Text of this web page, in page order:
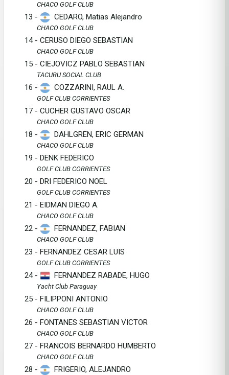
CHACO GOLF CLUB
13 - CEDARO, Matias Alejandro
CHACO GOLF CLUB
14 - CERUSO DIEGO SEBASTIAN
CHACO GOLF CLUB
15 - CIEJOVICZ PABLO SEBASTIAN
TACURU SOCIAL CLUB
16 - COZZARINI, RAUL A.
GOLF CLUB CORRIENTES
17 - CUCHER GUSTAVO OSCAR
CHACO GOLF CLUB
18 - DAHLGREN, ERIC GERMAN
CHACO GOLF CLUB
19 - DENK FEDERICO
GOLF CLUB CORRIENTES
20 - DRI FEDERICO NOEL
GOLF CLUB CORRIENTES
21 - EIDMAN DIEGO A.
CHACO GOLF CLUB
22 - FERNANDEZ, FABIAN
CHACO GOLF CLUB
23 - FERNANDEZ CESAR LUIS
GOLF CLUB CORRIENTES
24 - FERNANDEZ RABADE, HUGO
Yacht Club Paraguay
25 - FILIPPONI ANTONIO
CHACO GOLF CLUB
26 - FONTANES SEBASTIAN VICTOR
CHACO GOLF CLUB
27 - FRANCOIS BERNARDO HUMBERTO
CHACO GOLF CLUB
28 - FRIGERIO, ALEJANDRO